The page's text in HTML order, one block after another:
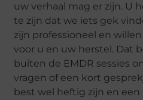
uw verhaal mag er zijn. U
te zijn dat we iets gek
zijn professioneel en
voor u en uw herstel. Dat
buiten de EMDR sessies
vragen of een kort
best wel heftig zijn en een